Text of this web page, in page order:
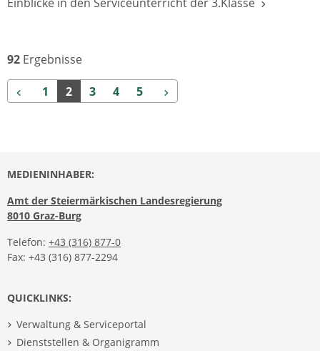
92 Ergebnisse
Zurück
1 2 3 4 5 Weiter
MEDIENINHABER:
Amt der Steiermärkischen Landesregierung
8010 Graz-Burg
Telefon: +43 (316) 877-0
Fax: +43 (316) 877-2294
QUICKLINKS:
Verwaltung & Serviceportal
Dienststellen & Organigramm